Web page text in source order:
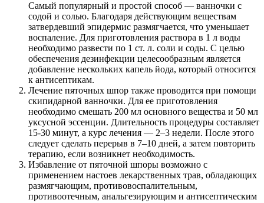
Самый популярный и простой способ — ванночки с
содой и солью. Благодаря действующим веществам
затвердевший эпидермис размягчается, что уменьшает
воспаление. Для приготовления раствора в 1 л воды
необходимо развести по 1 ст. л. соли и соды. С целью
обеспечения дезинфекции целесообразным является
добавление нескольких капель йода, который относится
к антисептикам.
Лечение пяточных шпор также проводится при помощи
скипидарной ванночки. Для ее приготовления
необходимо смешать 200 мл основного вещества и 50 мл
уксусной эссенции. Длительность процедуры составляет
15-30 минут, а курс лечения — 2–3 недели. После этого
следует сделать перерыв в 7–10 дней, а затем повторить
терапию, если возникнет необходимость.
Избавление от пяточной шпоры возможно с
применением настоев лекарственных трав, обладающих
размягчающим, противовоспалительным,
противоотечным, анальгезирующим и антисептическим